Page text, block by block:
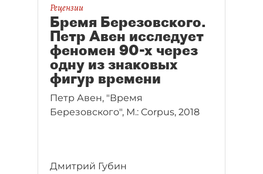
Рецензии
Бремя Березовского.
Петр Авен исследует
феномен 90-х через
одну из знаковых
фигур времени
Петр Авен, "Время
Березовского", М.: Corpus, 2018
Дмитрий Губин